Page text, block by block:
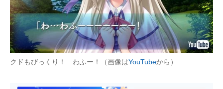
経営リーダーのコミュニティ
マーケ×ITの今がよく分かる
ITエンジニア向け専門サイト
クドもびっくり！ わふー！（画像はYouTubeから）